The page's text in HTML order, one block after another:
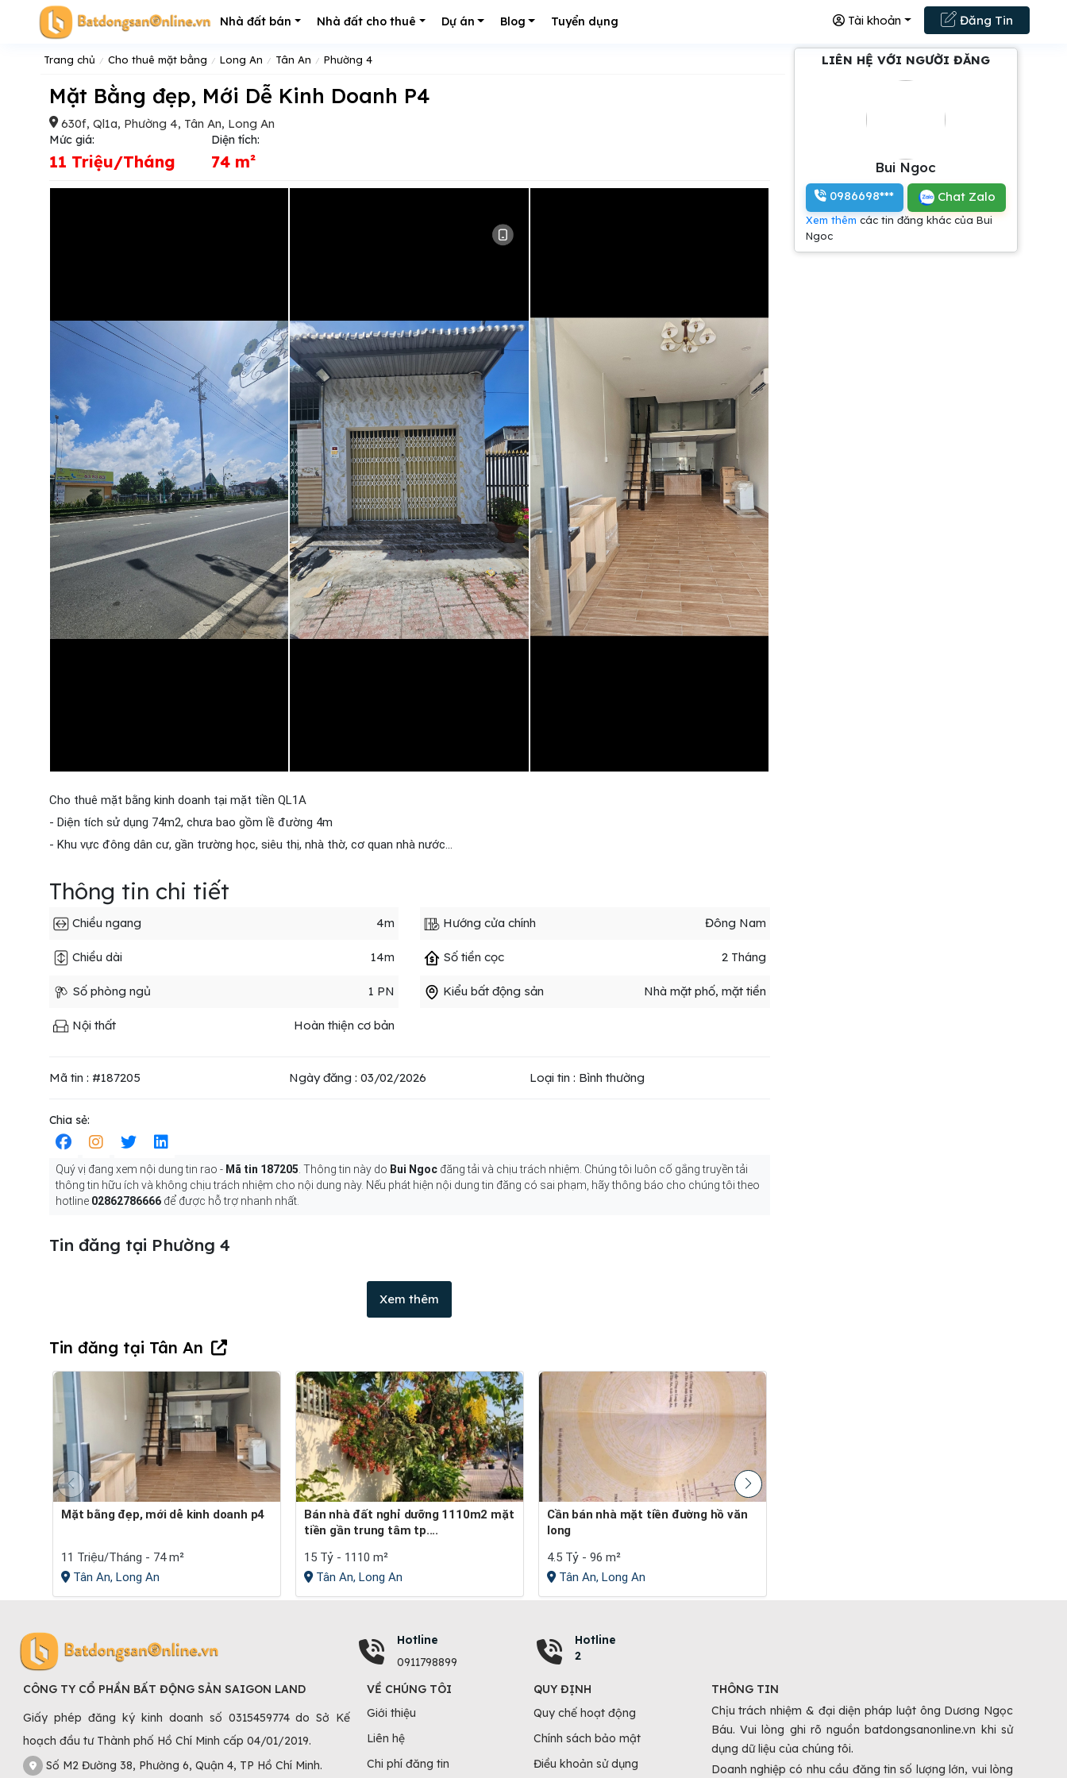
Nhà đất bán Nhà đất cho thuê Dự án Blog Tuyển dụng Đăng Tin
Tài khoản
Trang chủ Cho thuê mặt bằng Long An Tân An Phường 4
Mặt Bằng đẹp, Mới Dễ Kinh Doanh P4
630f, Ql1a, Phường 4, Tân An, Long An
Mức giá:
11 Triệu/Tháng
Diện tích:
74 m²
Cho thuê mặt bằng kinh doanh tại mặt tiền QL1A
- Diện tích sử dụng 74m2, chưa bao gồm lề đường 4m
- Khu vực đông dân cư, gần trường học, siêu thị, nhà thờ, cơ quan nhà nước...
Thông tin chi tiết
Chiều ngang 4m
Chiều dài 14m
Số phòng ngủ 1 PN
Nội thất Hoàn thiện cơ bản
Hướng cửa chính Đông Nam
Số tiền cọc 2 Tháng
Kiểu bất động sản Nhà mặt phố, mặt tiền
Mã tin : #187205 Ngày đăng : 03/02/2026 Loại tin : Bình thường
Chia sẻ:
Quý vị đang xem nội dung tin rao - Mã tin 187205 . Thông tin này do Bui Ngoc đăng tải và chịu trách nhiệm. Chúng tôi luôn cố gắng truyền tải
thông tin hữu ích và không chịu trách nhiệm cho nội dung này. Nếu phát hiện nội dung tin đăng có sai phạm, hãy thông báo cho chúng tôi theo
hotline 02862786666 để được hỗ trợ nhanh nhất.
Tin đăng tại Phường 4
Xem thêm
Tin đăng tại Tân An
Mặt bằng đẹp, mới dễ kinh doanh p4
11 Triệu/Tháng - 74 m²
Tân An, Long An
Bán nhà đất nghỉ dưỡng 1110m2 mặt
tiền gần trung tâm tp....
15 Tỷ - 1110 m²
Tân An, Long An
Cần bán nhà mặt tiền đường hồ văn
long
4.5 Tỷ - 96 m²
Tân An, Long An
LIÊN HỆ VỚI NGƯỜI ĐĂNG
Bui Ngoc
0986698*** Chat Zalo
Xem thêm các tin đăng khác của Bui
Ngoc
Hotline
0911798899
Hotline
2
CÔNG TY CỔ PHẦN BẤT ĐỘNG SẢN SAIGON LAND
Giấy phép đăng ký kinh doanh số 0315459774 do Sở Kế
hoạch đầu tư Thành phố Hồ Chí Minh cấp 04/01/2019.
Số M2 Đường 38, Phường 6, Quận 4, TP Hồ Chí Minh.
VỀ CHÚNG TÔI
Giới thiệu
Liên hệ
Chi phí đăng tin
QUY ĐỊNH
Quy chế hoạt động
Chính sách bảo mật
Điều khoản sử dụng
THÔNG TIN
Chịu trách nhiệm & đại diện pháp luật ông Dương Ngọc
Báu. Vui lòng ghi rõ nguồn batdongsanonline.vn khi sử
dụng dữ liệu của chúng tôi.
Doanh nghiệp có nhu cầu đăng tin số lượng lớn, vui lòng